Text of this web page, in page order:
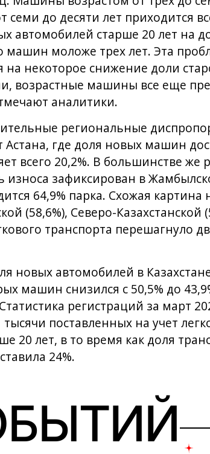
семи до десяти лет приходится
автомобилей старше 20 лет на
моложе трех лет. Эта
некоторое снижение доли
возрастные машины все еще
аналитики.
региональные
где доля новых машин
всего 20,2%. В большинстве же
зафиксирован в
64,9% парка. Схожая картина
(58,6%), Северо-Казахстанской
транспорта перешагнуло
новых автомобилей в
машин снизился с 50,5% до
регистраций за март
тысячи поставленных на учет
20 лет, в то время как доля
24%.